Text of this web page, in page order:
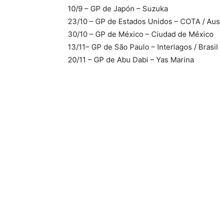
10/9 – GP de Japón – Suzuka
23/10 – GP de Estados Unidos – COTA /
30/10 – GP de México – Ciudad de México
13/11– GP de São Paulo – Interlagos / Brasil
20/11 – GP de Abu Dabi – Yas Marina